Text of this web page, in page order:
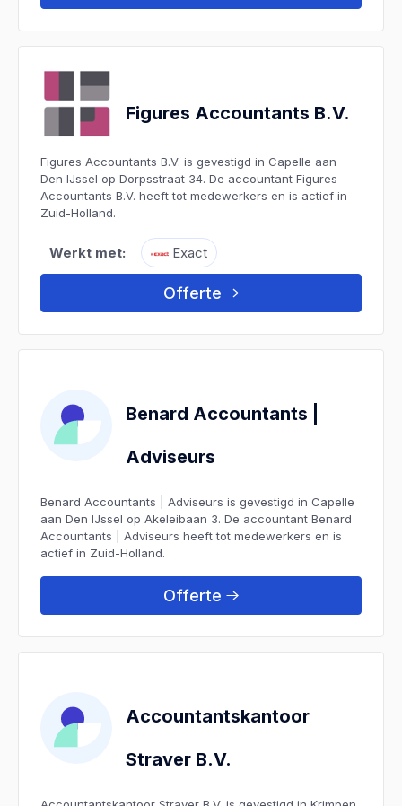
Figures Accountants B.V.
Figures Accountants B.V. is gevestigd in Capelle aan
Den IJssel op Dorpsstraat 34. De accountant Figures
Accountants B.V. heeft tot medewerkers en is actief in
Zuid-Holland.
Werkt met: Exact
Offerte
Benard Accountants |
Adviseurs
Benard Accountants | Adviseurs is gevestigd in Capelle
aan Den IJssel op Akeleibaan 3. De accountant Benard
Accountants | Adviseurs heeft tot medewerkers en is
actief in Zuid-Holland.
Offerte
Accountantskantoor
Straver B.V.